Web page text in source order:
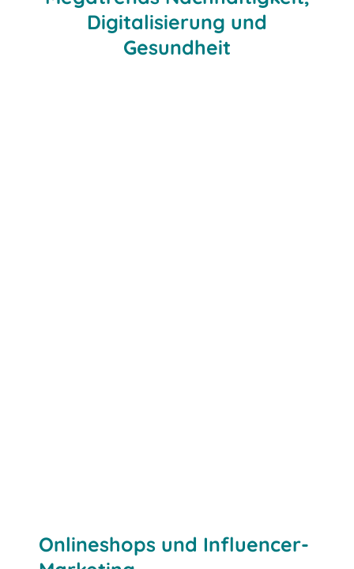
Digitalisierung und
Gesundheit
Onlineshops und Influencer-